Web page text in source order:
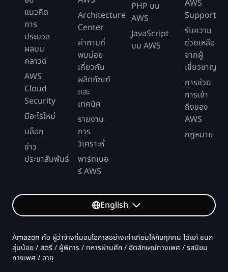
แนวคิด
การ
ประมวล
ผลบน
คลาวด์
AWS
Cloud
Security
มีอะไรใหม่
บล็อก
ข่าว
ประชาสัมพันธ์
Architecture
Center
คำถามที่
พบบ่อย
เกี่ยวกับ
ผลิตภัณฑ์
และ
เทคนิค
รายงาน
การ
วิเคราะห์
พาร์ทเนอ
ร์ AWS
PHP บน
AWS
JavaScript
บน AWS
AWS
Support
รับความ
ช่วยเหลือ
จากผู้
เชี่ยวชาญ
การช่วย
การเข้า
ถึงของ
AWS
กฎหมาย
English
Amazon คือ ผู้ว่าจ้างที่มอบโอกาสอย่างเท่าเทียมให้กับทุกคน ได้แก่ ชนก
ลุ่มน้อย / สตรี / ผู้พิการ / ทหารผ่านศึก / อัตลักษณ์ทางเพศ / รสนิยม
ทางเพศ / อายุ